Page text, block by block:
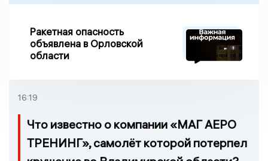
Ракетная опасность
объявлена в Орловской
области
16:19
Что известно о компании «МАГ АЕРО
ТРЕНИНГ», самолёт которой потерпел